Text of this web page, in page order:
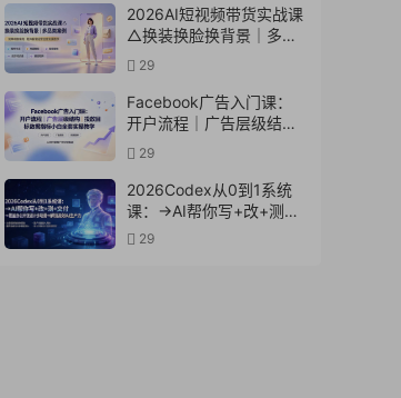
50%+爆单
2026AI短视频带货实战课
△换装换脸换背景｜多品
类案例｜矩阵橱窗运营全
套实操教学
29
Facebook广告入门课：
开户流程｜广告层级结构
｜投放目标数据指标小白
全套实操教学
29
2026Codex从0到1系统
课：→AI帮你写+改+测
+交付→覆盖办公开发设
29